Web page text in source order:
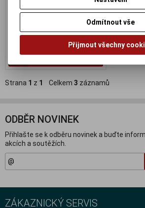
176 Kč
Koupit
Strana 1 z 1 Celkem 3 záznamů
ODBĚR NOVINEK
Přihlašte se k odběru novinek a buďte
akcích a soutěžích.
ZÁKAZNICKÝ SERVIS
Odmítnout vše
Přijmout všechny